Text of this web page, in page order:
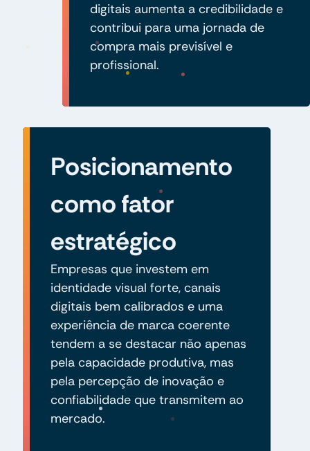
digitais aumenta a credibilidade e
contribui para uma jornada de
compra mais previsível e
profissional.
Posicionamento
como fator
estratégico
Empresas que investem em
identidade visual forte, canais
digitais bem calibrados e uma
experiência de marca coerente
tendem a se destacar não apenas
pela capacidade produtiva, mas
pela percepção de inovação e
confiabilidade que transmitem ao
mercado.